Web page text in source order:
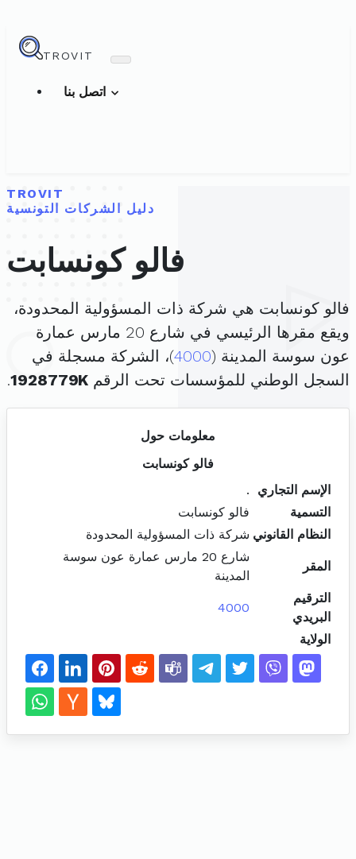
TROVIT
TROVIT
دليل الشركات التونسية
فالو كونسابت
فالو كونسابت هي شركة ذات المسؤولية المحدودة،
ويقع مقرها الرئيسي في شارع 20 مارس عمارة
عون سوسة المدينة (4000)، الشركة مسجلة في
السجل الوطني للمؤسسات تحت الرقم 1928779K
.
معلومات حول
فالو كونسابت
الإسم التجاري
.
التسمية
فالو كونسابت
النظام القانوني شركة ذات المسؤولية المحدودة
المقر
شارع 20 مارس عمارة عون سوسة
المدينة
الترقيم
البريدي
4000
الولاية